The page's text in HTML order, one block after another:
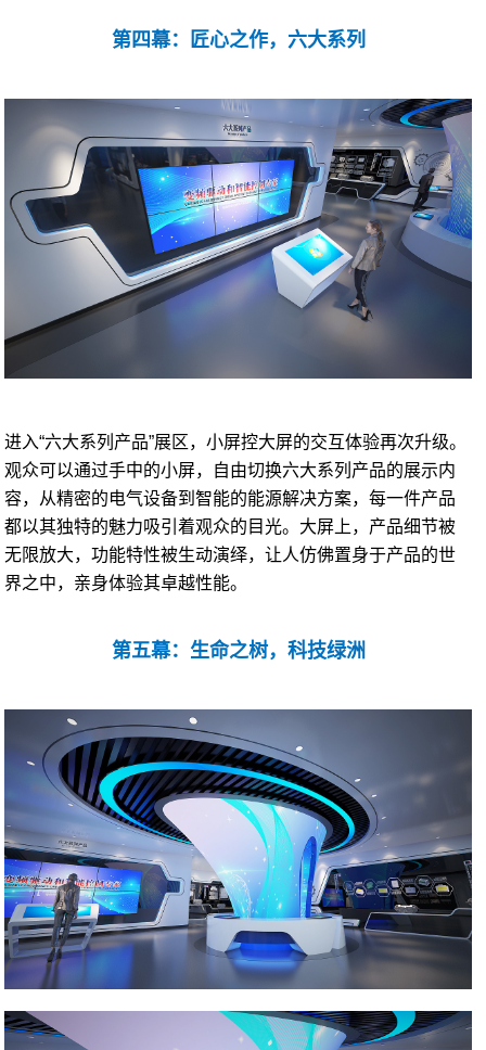
第四幕：匠心之作，六大系列
进入“六大系列产品”展区，小屏控大屏的交互体验再次升级。
观众可以通过手中的小屏，自由切换六大系列产品的展示内
容，从精密的电气设备到智能的能源解决方案，每一件产品
都以其独特的魅力吸引着观众的目光。大屏上，产品细节被
无限放大，功能特性被生动演绎，让人仿佛置身于产品的世
界之中，亲身体验其卓越性能。
第五幕：生命之树，科技绿洲